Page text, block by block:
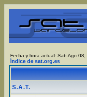
Fecha y hora actual: Sab Ago
Índice de sat.org.es
S.A.T.